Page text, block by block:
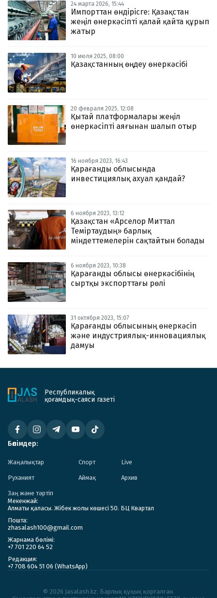
24 марта 2026, 15:44
Импорттан өндірісге: Қазақстан
жеңіл өнеркәсіпті қалай қайта құрып
жатыр
10 июля 2025, 08:00
Қазақстанның өңдеу өнеркәсібі
20 февраля 2025, 12:08
Қытай платформалары жеңіл
өнеркәсіпті аяғынан шалып отыр
16 ноября 2023, 16:43
Қарағанды ​​облысында
инвестициялық ахуал қандай?
6 ноября 2023, 13:12
Қазақстан «Арселор Миттал
Теміртаудың» барлық
міндеттемелерін сақтайтын болады
6 ноября 2023, 10:38
Қарағанды облысы өнеркәсібінің
сыртқы экспорттағы рөлі
31 октября 2023, 15:07
Қарағанды облысының өнеркәсіп
және индустриялық-инновациялық
дамуы
Республикалық
қоғамдық-саяси газеті
Бөлімдер:
Жаңалықтар Спорт Live
Руханият Аймақ Архив
Заң және тәртіп
Мекенжай:
Алматы қаласы. Жібек жолы көшесі 50. БЦ Квартал
Пошта:
zhasalash100@gmail.com
Жарнама бөлімі:
+7 701 220 64 52
Редакция:
+7 708 604 51 06 (WhatsApp)
© 2026 Jasalash.kz. Барлық құқық қорғалған.